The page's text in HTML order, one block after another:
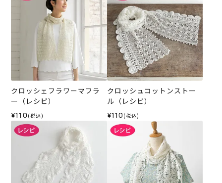
クロッシェフラワーマフラ
ー（レシピ）
¥110 (税込)
クロッシュコットンストー
ル（レシピ）
¥110 (税込)